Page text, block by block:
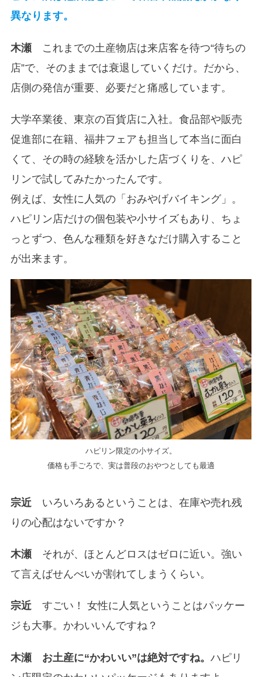
異なります。
木瀬これまでの土産物店は来店客を待つ“待ちの
店”で、そのままでは衰退していくだけ。だから、
店側の発信が重要、必要だと痛感しています。
大学卒業後、東京の百貨店に入社。食品部や販売
促進部に在籍、福井フェアも担当して本当に面白
くて、その時の経験を活かした店づくりを、ハピ
リンで試してみたかったんです。
例えば、女性に人気の「おみやげバイキング」。
ハピリン店だけの個包装や小サイズもあり、ちょ
っとずつ、色んな種類を好きなだけ購入すること
が出来ます。
ハピリン限定の小サイズ。
価格も手ごろで、実は普段のおやつとしても最適
宗近いろいろあるということは、在庫や売れ残
りの心配はないですか？
木瀬それが、ほとんどロスはゼロに近い。強い
て言えばせんべいが割れてしまうくらい。
宗近すごい！ 女性に人気ということはパッケー
ジも大事。かわいいんですね？
木瀬 お土産に“かわいい”は絶対ですね。 ハピリ